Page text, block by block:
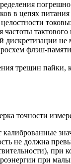
в цепях
дискретизации не
флэш-
трещин пайки,
точности
не должна
при
при